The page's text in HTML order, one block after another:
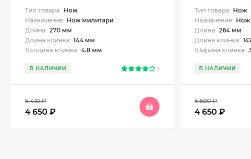
Тип товара: Нож
Назначение: Нож милитари
Длина: 270 мм
Длина клинка: 144 мм
Толщина клинка: 4.8 мм
В НАЛИЧИИ 1
5 410₽
4 650 ₽
Тип товара: Нож
Назначение: Нож
Длина: 264 мм
Длина клинка:
Ширина клинка:
В НАЛИЧИИ
5 600₽
4 650₽